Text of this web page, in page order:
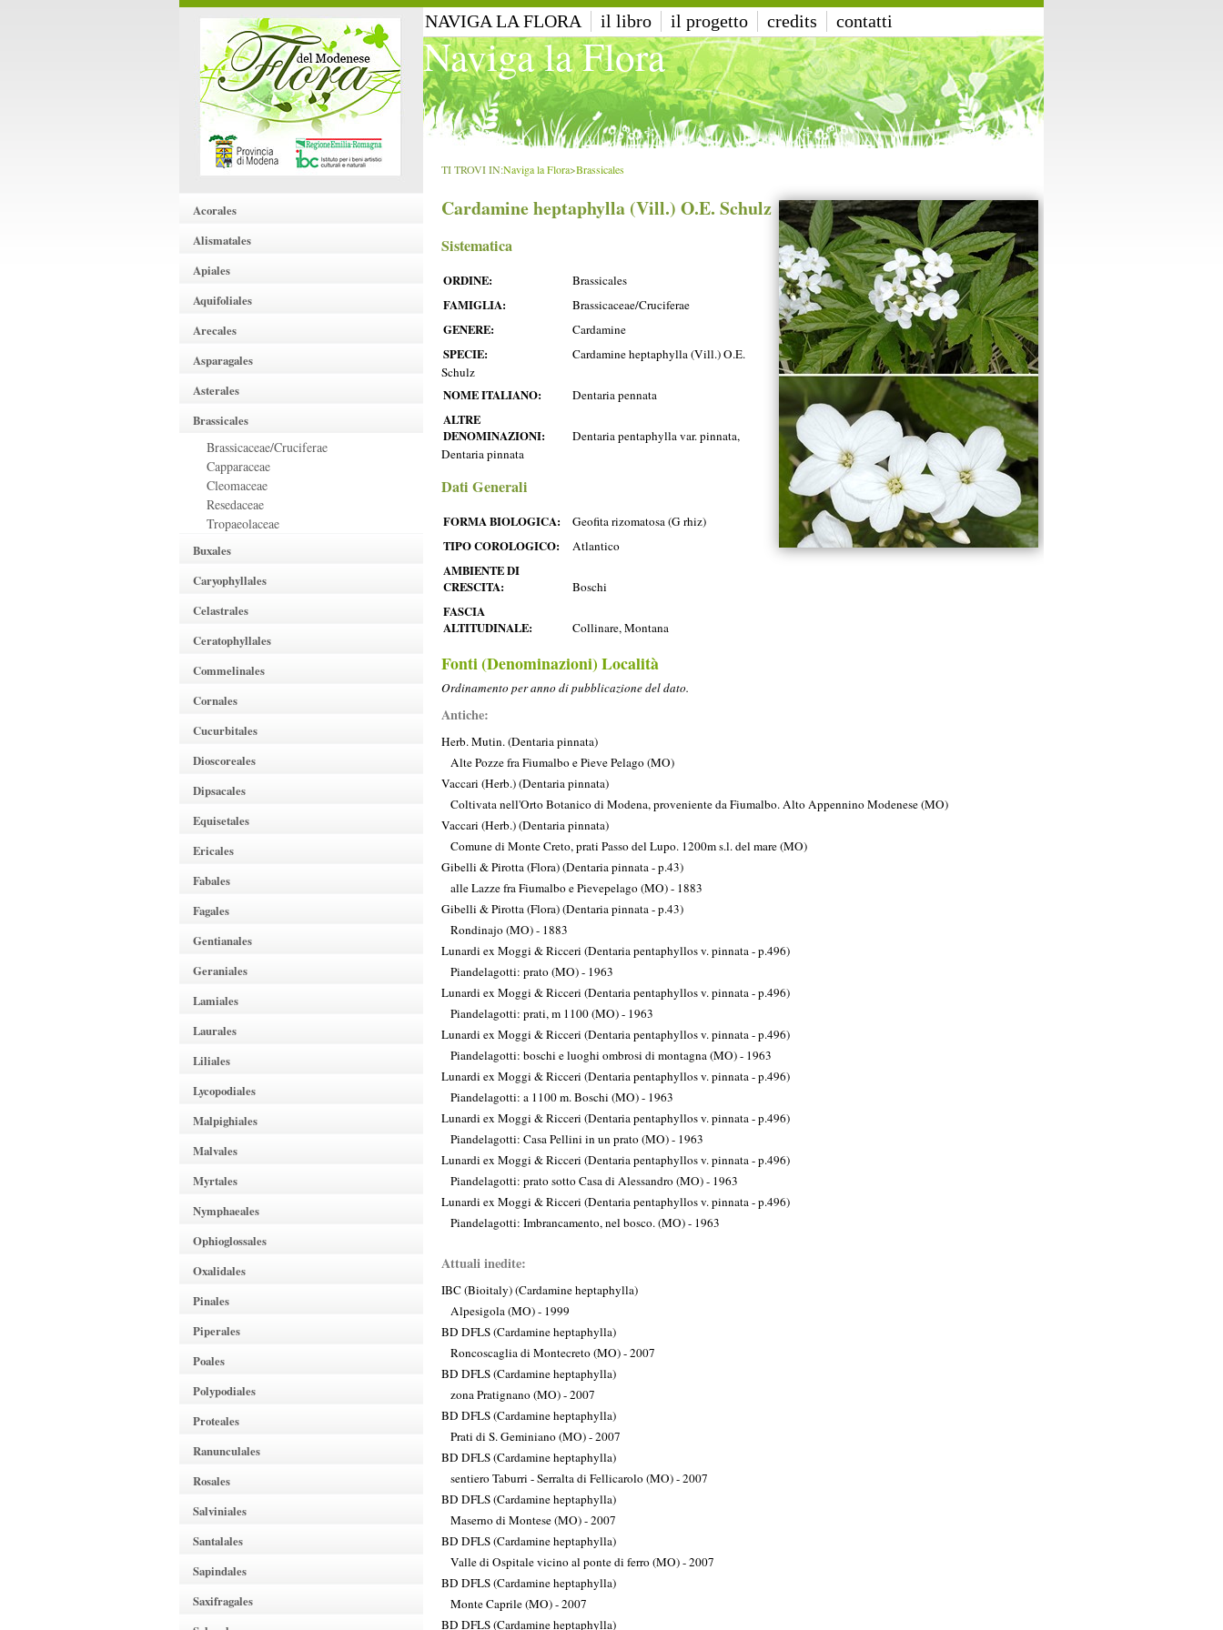
Acorales
Alismatales
Apiales
Aquifoliales
Arecales
Asparagales
Asterales
Brassicales
Brassicaceae/Cruciferae
Capparaceae
Cleomaceae
Resedaceae
Tropaeolaceae
Buxales
Caryophyllales
Celastrales
Ceratophyllales
Commelinales
Cornales
Cucurbitales
Dioscoreales
Dipsacales
Equisetales
Ericales
Fabales
Fagales
Gentianales
Geraniales
Lamiales
Laurales
Liliales
Lycopodiales
Malpighiales
Malvales
Myrtales
Nymphaeales
Ophioglossales
Oxalidales
Pinales
Piperales
Poales
Polypodiales
Proteales
Ranunculales
Rosales
Salviniales
Santalales
Sapindales
Saxifragales
NAVIGA LA FLORA il libro il progetto credits contatti
Naviga la Flora
TI TROVI IN:Naviga la Flora>Brassicales
Cardamine heptaphylla (Vill.) O.E. Schulz
Sistematica
ORDINE:
Brassicales
FAMIGLIA:
Brassicaceae/Cruciferae
GENERE:
Cardamine
SPECIE:
Cardamine heptaphylla (Vill.) O.E.
Schulz
NOME ITALIANO:
Dentaria pennata
ALTRE
DENOMINAZIONI:
Dentaria pentaphylla var. pinnata,
Dentaria pinnata
Dati Generali
FORMA BIOLOGICA:
Geofita rizomatosa (G rhiz)
TIPO COROLOGICO:
Atlantico
AMBIENTE DI
CRESCITA:
Boschi
FASCIA
ALTITUDINALE:
Collinare, Montana
Fonti (Denominazioni) Località
Ordinamento per anno di pubblicazione del dato.
Antiche:
Herb. Mutin. (Dentaria pinnata)
Alte Pozze fra Fiumalbo e Pieve Pelago (MO)
Vaccari (Herb.) (Dentaria pinnata)
Coltivata nell'Orto Botanico di Modena, proveniente da Fiumalbo. Alto Appennino Modenese (MO)
Vaccari (Herb.) (Dentaria pinnata)
Comune di Monte Creto, prati Passo del Lupo. 1200m s.l. del mare (MO)
Gibelli & Pirotta (Flora) (Dentaria pinnata - p.43)
alle Lazze fra Fiumalbo e Pievepelago (MO) - 1883
Gibelli & Pirotta (Flora) (Dentaria pinnata - p.43)
Rondinajo (MO) - 1883
Lunardi ex Moggi & Ricceri (Dentaria pentaphyllos v. pinnata - p.496)
Piandelagotti: prato (MO) - 1963
Lunardi ex Moggi & Ricceri (Dentaria pentaphyllos v. pinnata - p.496)
Piandelagotti: prati, m 1100 (MO) - 1963
Lunardi ex Moggi & Ricceri (Dentaria pentaphyllos v. pinnata - p.496)
Piandelagotti: boschi e luoghi ombrosi di montagna (MO) - 1963
Lunardi ex Moggi & Ricceri (Dentaria pentaphyllos v. pinnata - p.496)
Piandelagotti: a 1100 m. Boschi (MO) - 1963
Lunardi ex Moggi & Ricceri (Dentaria pentaphyllos v. pinnata - p.496)
Piandelagotti: Casa Pellini in un prato (MO) - 1963
Lunardi ex Moggi & Ricceri (Dentaria pentaphyllos v. pinnata - p.496)
Piandelagotti: prato sotto Casa di Alessandro (MO) - 1963
Lunardi ex Moggi & Ricceri (Dentaria pentaphyllos v. pinnata - p.496)
Piandelagotti: Imbrancamento, nel bosco. (MO) - 1963
Attuali inedite:
IBC (Bioitaly) (Cardamine heptaphylla)
Alpesigola (MO) - 1999
BD DFLS (Cardamine heptaphylla)
Roncoscaglia di Montecreto (MO) - 2007
BD DFLS (Cardamine heptaphylla)
zona Pratignano (MO) - 2007
BD DFLS (Cardamine heptaphylla)
Prati di S. Geminiano (MO) - 2007
BD DFLS (Cardamine heptaphylla)
sentiero Taburri - Serralta di Fellicarolo (MO) - 2007
BD DFLS (Cardamine heptaphylla)
Maserno di Montese (MO) - 2007
BD DFLS (Cardamine heptaphylla)
Valle di Ospitale vicino al ponte di ferro (MO) - 2007
BD DFLS (Cardamine heptaphylla)
Monte Caprile (MO) - 2007
BD DFLS (Cardamine heptaphylla)